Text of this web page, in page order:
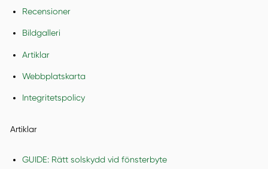
Recensioner
Bildgalleri
Artiklar
Webbplatskarta
Integritetspolicy
Artiklar
GUIDE: Rätt solskydd vid fönsterbyte